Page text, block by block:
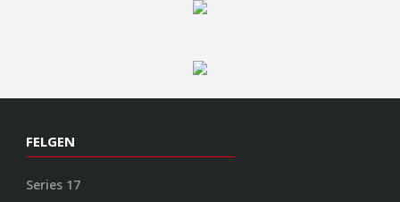
FELGEN
Series 17